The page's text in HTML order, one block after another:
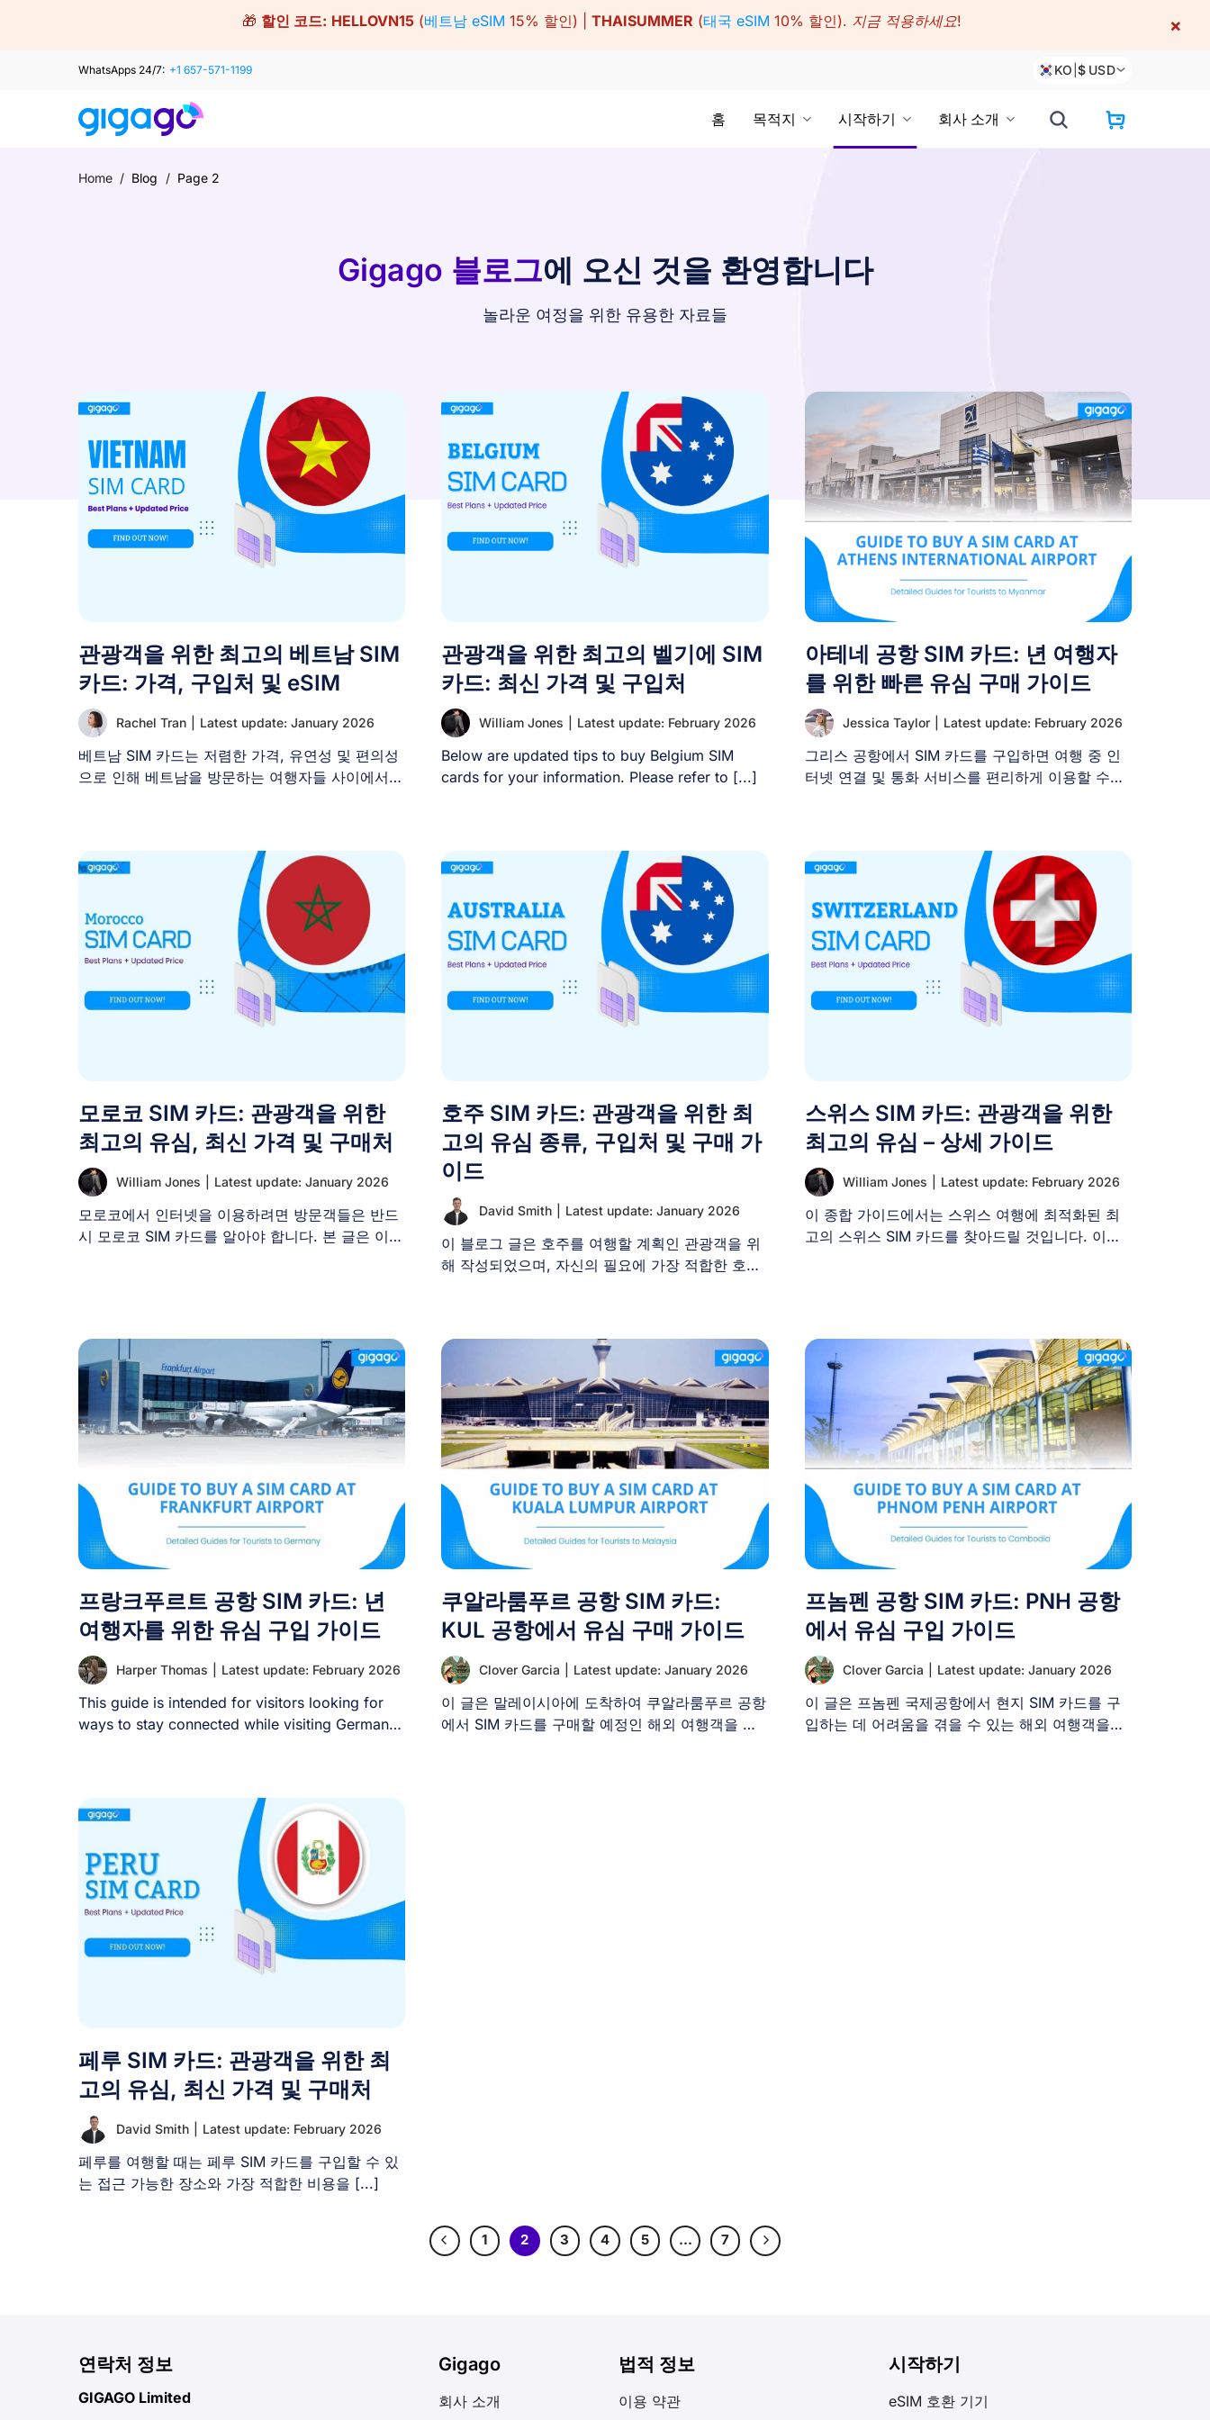
🎁 할인 코드: HELLOVN15(베트남 eSIM 15% 할인) | THAISUMMER (태국 eSIM 10% 할인). 지금 적용하세요! ×
WhatsApps 24/7: +1 657-571-1199 KO |$ USD
홈 목적지 시작하기 회사 소개
Home / Blog / Page 2
Gigago 블로그에 오신 것을 환영합니다
놀라운 여정을 위한 유용한 자료들
관광객을 위한 최고의 베트남 SIM
카드: 가격, 구입처 및 eSIM
Rachel Tran Latest update: January 2026
베트남 SIM 카드는 저렴한 가격, 유연성 및 편의성
으로 인해 베트남을 방문하는 여행자들 사이에서
관광객을 위한 최고의 벨기에 SIM
카드: 최신 가격 및 구입처
William Jones Latest update: February 2026
Below are updated tips to buy Belgium SIM
cards for your information. Please refer to [...]
아테네 공항 SIM 카드: 년 여행자
를 위한 빠른 유심 구매 가이드
Jessica Taylor Latest update: February 2026
그리스 공항에서 SIM 카드를 구입하면 여행 중 인
터넷 연결 및 통화 서비스를 편리하게 이용할 수
모로코 SIM 카드: 관광객을 위한
최고의 유심, 최신 가격 및 구매처
William Jones Latest update: January 2026
모로코에서 인터넷을 이용하려면 방문객들은 반드
시 모로코 SIM 카드를 알아야 합니다. 본 글은 이
호주 SIM 카드: 관광객을 위한 최
고의 유심 종류, 구입처 및 구매 가
이드
David Smith Latest update: January 2026
이 블로그 글은 호주를 여행할 계획인 관광객을 위
해 작성되었으며, 자신의 필요에 가장 적합한 호주
스위스 SIM 카드: 관광객을 위한
최고의 유심 – 상세 가이드
William Jones Latest update: February 2026
이 종합 가이드에서는 스위스 여행에 최적화된 최
고의 스위스 SIM 카드를 찾아드릴 것입니다. 이를
프랑크푸르트 공항 SIM 카드: 년
여행자를 위한 유심 구입 가이드
Harper Thomas Latest update: February 2026
This guide is intended for visitors looking for
ways to stay connected while visiting Germany
쿠알라룸푸르 공항 SIM 카드:
KUL 공항에서 유심 구매 가이드
Clover Garcia Latest update: January 2026
이 글은 말레이시아에 도착하여 쿠알라룸푸르 공항
에서 SIM 카드를 구매할 예정인 해외 여행객을 대
프놈펜 공항 SIM 카드: PNH 공항
에서 유심 구입 가이드
Clover Garcia Latest update: January 2026
이 글은 프놈펜 국제공항에서 현지 SIM 카드를 구
입하는 데 어려움을 겪을 수 있는 해외 여행객을
페루 SIM 카드: 관광객을 위한 최
고의 유심, 최신 가격 및 구매처
David Smith Latest update: February 2026
페루를 여행할 때는 페루 SIM 카드를 구입할 수 있
는 접근 가능한 장소와 가장 적합한 비용을 [...]
1 2 3 4 5 … 7
연락처 정보
GIGAGO Limited
Gigago
회사 소개
법적 정보
이용 약관
시작하기
eSIM 호환 기기